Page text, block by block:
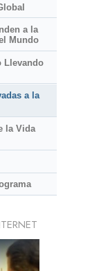
a la
Mundo
Llevando
a la
la Vida